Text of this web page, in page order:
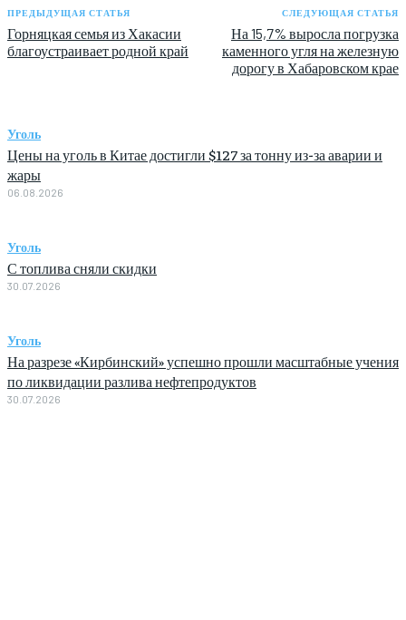
ПРЕДЫДУЩАЯ СТАТЬЯ
Горняцкая семья из Хакасии
благоустраивает родной край
СЛЕДУЮЩАЯ СТАТЬЯ
На 15,7% выросла погрузка
каменного угля на железную
дорогу в Хабаровском крае
Уголь
Цены на уголь в Китае достигли $127 за тонну из-за аварии и
жары
06.08.2026
Уголь
С топлива сняли скидки
30.07.2026
Уголь
На разрезе «Кирбинский» успешно прошли масштабные учения
по ликвидации разлива нефтепродуктов
30.07.2026